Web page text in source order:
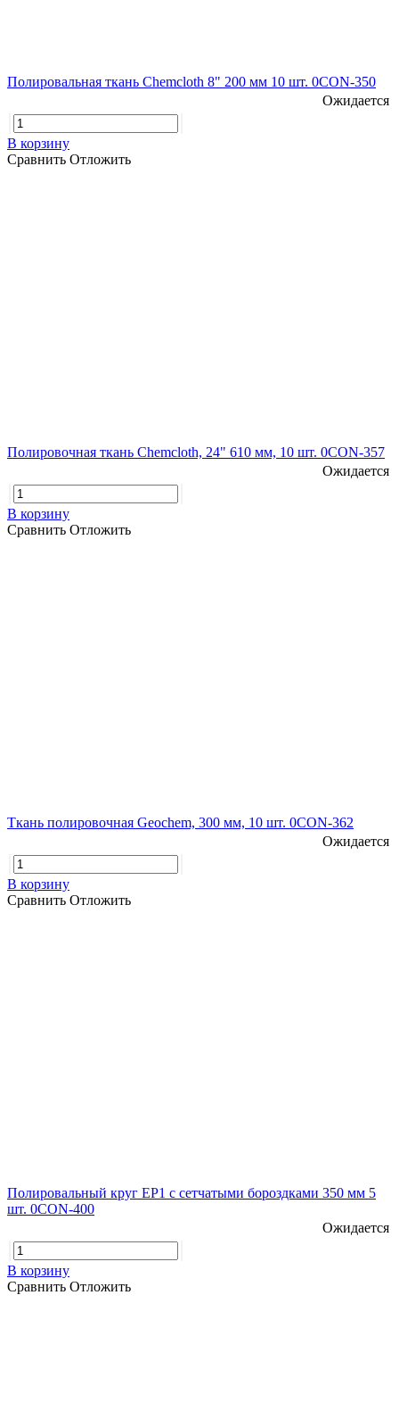
Полировальная ткань Chemcloth 8" 200 мм 10 шт. 0CON-350
Ожидается
В корзину
Сравнить Отложить
Полировочная ткань Chemcloth, 24" 610 мм, 10 шт. 0CON-357
Ожидается
В корзину
Сравнить Отложить
Ткань полировочная Geochem, 300 мм, 10 шт. 0CON-362
Ожидается
В корзину
Сравнить Отложить
Полировальный круг EP1 с сетчатыми бороздками 350 мм 5
шт. 0CON-400
Ожидается
В корзину
Сравнить Отложить